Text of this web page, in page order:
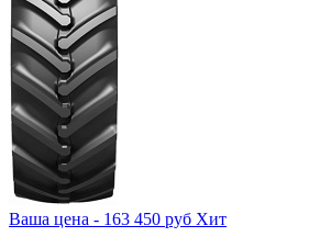
Ваша цена - 163 450 руб Хит